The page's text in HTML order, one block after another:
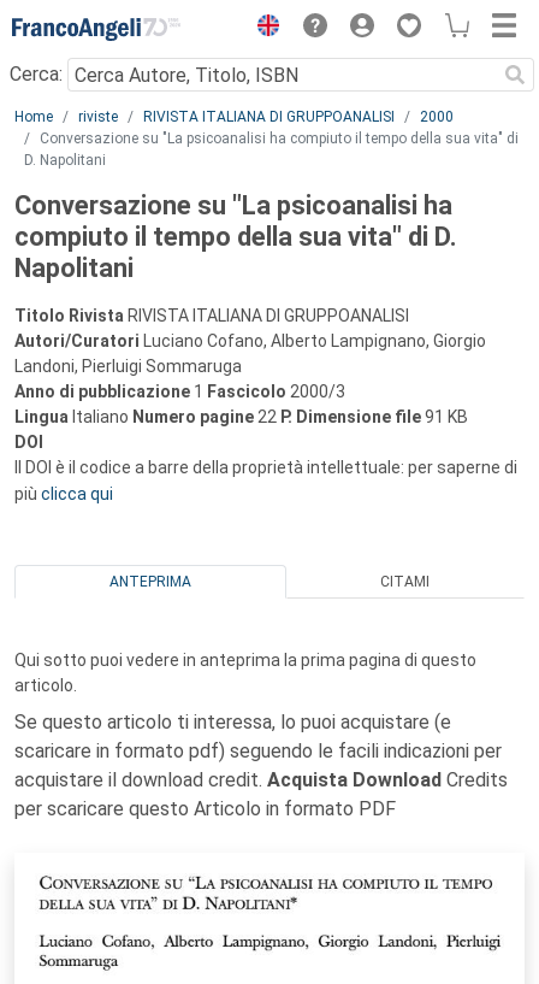
Menu
Cerca:
Main content
Home riviste RIVISTA ITALIANA DI GRUPPOANALISI
2000
Conversazione su "La psicoanalisi ha compiuto il tempo della sua vita" di
D. Napolitani
Conversazione su "La psicoanalisi ha
compiuto il tempo della sua vita" di D.
Napolitani
Titolo Rivista RIVISTA ITALIANA DI GRUPPOANALISI
Autori/Curatori Luciano Cofano, Alberto Lampignano, Giorgio
Landoni, Pierluigi Sommaruga
Anno di pubblicazione 1 Fascicolo 2000/3
Lingua Italiano Numero pagine 22 P. Dimensione file91 KB
DOI
Il DOI è il codice a barre della proprietà intellettuale: per saperne di
più clicca qui
ANTEPRIMA CITAMI
Qui sotto puoi vedere in anteprima la prima pagina di questo
articolo.
Se questo articolo ti interessa, lo puoi acquistare (e
scaricare in formato pdf) seguendo le facili indicazioni per
acquistare il download credit. Acquista Download Credits
per scaricare questo Articolo in formato PDF